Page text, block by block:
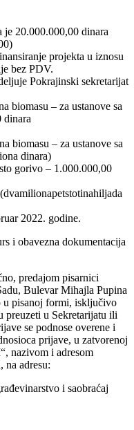
je 20.000.000,00 dinara
projekta u iznosu
bez PDV.
Pokrajinski sekretarijat
biomasu – za ustanove sa
dinara
biomasu – za ustanove sa
dinara)
gorivo – 1.000.000,00
2022. godine.
i obavezna dokumentacija
predajom pisarnici
Bulevar Mihajla Pupina
u pisanoj formi, isključivo
preuzeti u Sekretarijatu ili
se podnose overene i
prijave, u zatvorenoj
nazivom i adresom
na adresu:
i saobraćaj